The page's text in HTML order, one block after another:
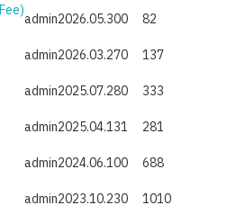
admin2026.05.300
82
admin2026.03.270
137
admin2025.07.280
333
admin2025.04.131
281
admin2024.06.100
688
admin2023.10.230
1010